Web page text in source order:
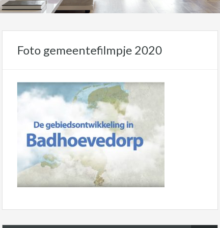
Foto gemeentefilmpje 2020